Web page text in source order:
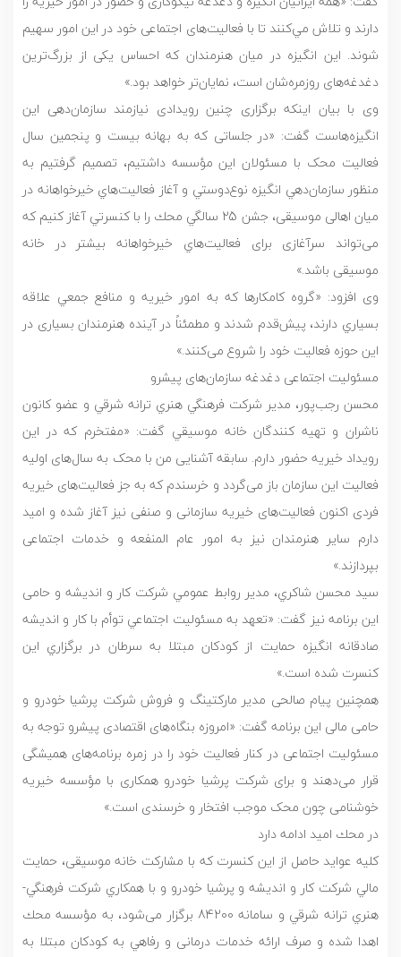
دارند و تلاش مي‌كنند تا با فعالیت‌های اجتماعی خود در این امور سهیم
شوند. این انگیزه در میان هنرمندان که احساس یکی از بزرگ‌ترین
دغدغه‌های روزمره‌شان است، نمایان‌تر خواهد بود.»
وی با بیان اینکه برگزاری چنین رویدادی نیازمند سازمان‌دهی این
انگیزه‌هاست گفت: «در جلساتی كه به بهانه بیست و پنجمین سال
فعالیت محک با مسئولان اين مؤسسه داشتیم، تصميم گرفتيم به
منظور سازمان‌دهي انگيزه نوع‌دوستي و آغاز فعاليت‌هاي خيرخواهانه در
میان اهالی موسیقی، جشن 25 سالگي محك را با كنسرتي آغاز كنيم که
می‌تواند سرآغازی برای فعاليت‌هاي خيرخواهانه بیشتر در خانه
موسیقی باشد.»
وی افزود: «گروه کامکارها كه به امور خيريه و منافع جمعي علاقه
بسياري دارند، پيش‌قدم شدند و مطمئناً در آينده هنرمندان بسیاری در
اين حوزه فعالیت خود را شروع می‌کنند.»
مسئولیت اجتماعی دغدغه سازمان‌های پیشرو
محسن رجب‌پور، مدير شركت فرهنگي هنري ترانه شرقي و عضو كانون
ناشران و تهيه كنندگان خانه موسيقي گفت: «مفتخرم که در این
رویداد خیریه حضور دارم. سابقه آشنایی من با محک به سال‌های اولیه
فعالیت این سازمان باز می‌گردد و خرسندم که به جز فعالیت‌های خیریه
فردی اکنون فعالیت‌های خیریه سازمانی و صنفی نیز آغاز شده و امید
دارم سایر هنرمندان نیز به امور عام المنفعه و خدمات اجتماعی
بپردازند.»
سيد محسن شاكري، مدير روابط عمومي شرکت كار و انديشه و حامی
این برنامه نيز گفت: «تعهد به مسئوليت اجتماعي توأم با كار و انديشه
صادقانه انگیزه حمايت از كودكان مبتلا به سرطان در برگزاري اين
كنسرت شده است.»
همچنين پیام صالحی مدیر مارکتینگ و فروش شرکت پرشیا خودرو و
حامی مالی این برنامه گفت: «امروزه بنگاه‌های اقتصادی پیشرو توجه به
مسئولیت اجتماعی در کنار فعالیت خود را در زمره برنامه‌های همیشگی
قرار می‌دهند و برای شرکت پرشیا خودرو همکاری با مؤسسه خیریه
خوشنامی چون محک موجب افتخار و خرسندی است.»
در محك اميد ادامه دارد
كليه عوايد حاصل از اين كنسرت كه با مشاركت خانه موسيقى، حمايت
مالي شركت كار و انديشه و پرشيا خودرو و با همكاري شركت فرهنگي-
هنري ترانه شرقي و سامانه 84200 برگزار مى‌شود، به مؤسسه محك
اهدا شده و صرف ارائه خدمات درمانی و رفاهي به کودکان مبتلا به